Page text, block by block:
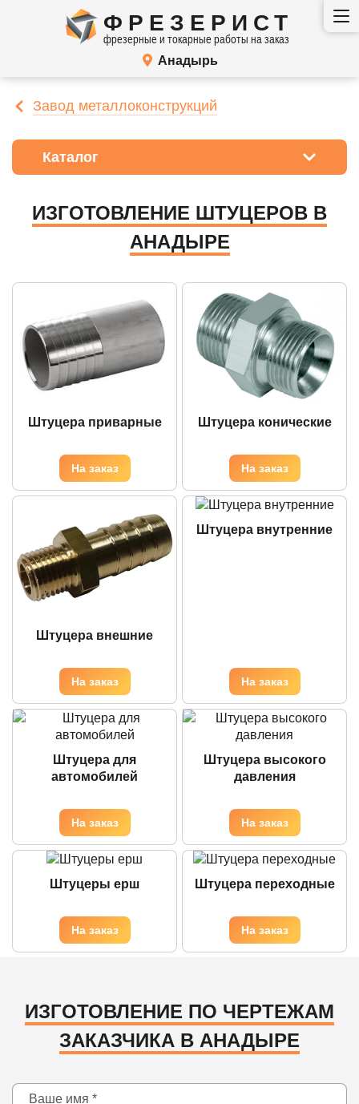
ФРЕЗЕРИСТ
фрезерные и токарные работы на заказ
Анадырь
Завод металлоконструкций
Каталог
ИЗГОТОВЛЕНИЕ ШТУЦЕРОВ В
АНАДЫРЕ
Штуцера приварные Штуцера конические
Штуцера внешние
Штуцера внутренние
Штуцера для
автомобилей
Штуцера высокого
давления
Штуцеры ерш Штуцера переходные
ИЗГОТОВЛЕНИЕ ПО ЧЕРТЕЖАМ
ЗАКАЗЧИКА В АНАДЫРЕ